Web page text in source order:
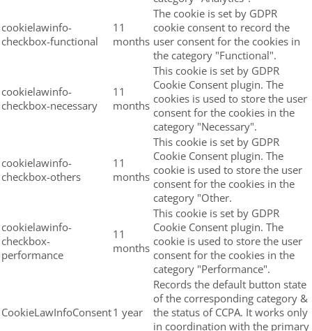
cookielawinfo-
checkbox-functional
11
months
The cookie is set by GDPR
cookie consent to record the
user consent for the cookies in
the category "Functional".
cookielawinfo-
checkbox-necessary
11
months
This cookie is set by GDPR
Cookie Consent plugin. The
cookies is used to store the user
consent for the cookies in the
category "Necessary".
cookielawinfo-
checkbox-others
11
months
This cookie is set by GDPR
Cookie Consent plugin. The
cookie is used to store the user
consent for the cookies in the
category "Other.
cookielawinfo-
checkbox-
performance
11
months
This cookie is set by GDPR
Cookie Consent plugin. The
cookie is used to store the user
consent for the cookies in the
category "Performance".
CookieLawInfoConsent1 year
Records the default button state
of the corresponding category &
the status of CCPA. It works only
in coordination with the primary